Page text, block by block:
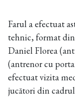
Farul a efectuat
tehnic, format
Daniel Florea
(antrenor cu
efectuat vizita
jucători din